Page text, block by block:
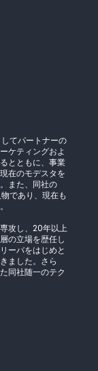
てパートナーの
ケティングおよ
とともに、事業
在のモデスタを
また、同社の
であり、現在も
攻し、20年以上
の立場を歴任し
ーバをはじめと
ました。さら
同社随一のテク